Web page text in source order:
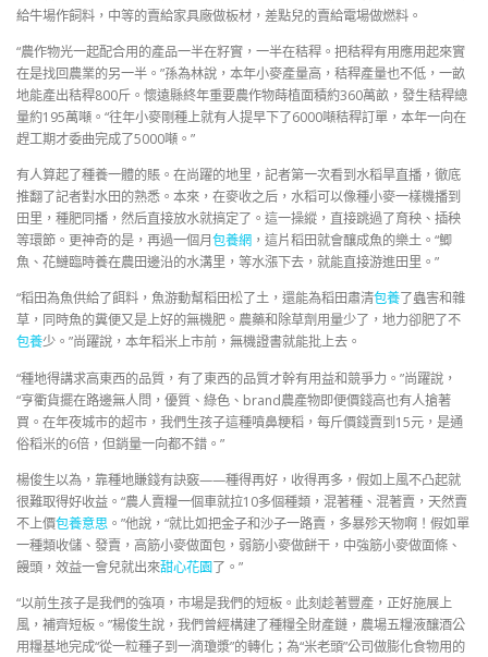
給牛場作飼料，中等的賣給家具廠做板材，差點兒的賣給電場做燃料。
“農作物光一起配合用的產品一半在籽實，一半在秸稈。把秸稈有用應用起來實
在是找回農業的另一半。”孫為林說，本年小麥產量高，秸稈產量也不低，一畝
地能產出秸稈800斤。懷遠縣終年重要農作物蒔植面積約360萬畝，發生秸稈總
量約195萬噸。“往年小麥剛種上就有人提早下了6000噸秸稈訂單，本年一向在
趕工期才委曲完成了5000噸。”
有人算起了種養一體的賬。在尚躍的地里，記者第一次看到水稻旱直播，徹底
推翻了記者對水田的熟悉。本來，在麥收之后，水稻可以像種小麥一樣機播到
田里，種肥同播，然后直接放水就搞定了。這一操縱，直接跳過了育秧、插秧
等環節。更神奇的是，再過一個月包養網 ，這片稻田就會釀成魚的樂土。“鯽
魚、花鰱臨時養在農田邊沿的水溝里，等水漲下去，就能直接游進田里。”
“稻田為魚供給了餌料，魚游動幫稻田松了土，還能為稻田肅清包養了蟲害和雜
草，同時魚的糞便又是上好的無機肥。農藥和除草劑用量少了，地力卻肥了不
包養少。”尚躍說，本年稻米上市前，無機證書就能批上去。
“種地得講求高東西的品質，有了東西的品質才幹有用益和競爭力。”尚躍說，
“亨衢貨擺在路邊無人問，優質、綠色、brand農產物即便價錢高也有人搶著
買。在年夜城市的超市，我們生孩子這種噴鼻粳稻，每斤價錢賣到15元，是通
俗稻米的6倍，但銷量一向都不錯。”
楊俊生以為，靠種地賺錢有訣竅——種得再好，收得再多，假如上風不凸起就
很難取得好收益。“農人賣糧一個車就拉10多個種類，混著種、混著賣，天然賣
不上價包養意思 。”他說，“就比如把金子和沙子一路賣，多暴殄天物啊！假如單
一種類收儲、發賣，高筋小麥做面包，弱筋小麥做餅干，中強筋小麥做面條、
饅頭，效益一會兒就出來甜心花園了。”
“以前生孩子是我們的強項，市場是我們的短板。此刻趁著豐產，正好施展上
風，補齊短板。”楊俊生說，我們曾經構建了種糧全財產鏈，農場五糧液釀酒公
用糧基地完成“從一粒種子到一滴瓊漿”的轉化；為“米老頭”公司做膨化食物用的